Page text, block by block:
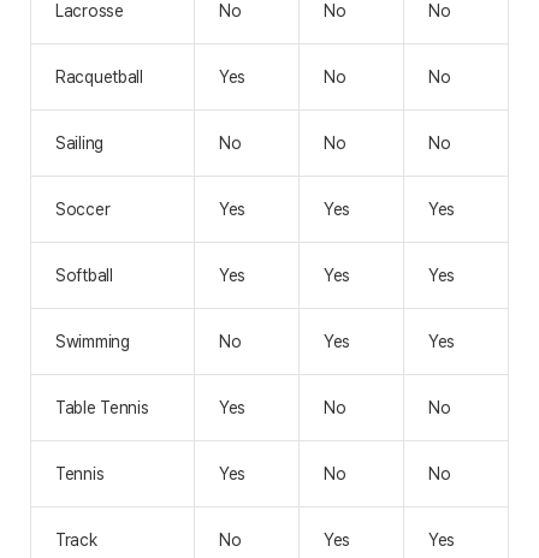
Lacrosse No No No
Racquetball Yes No No
Sailing No No No
Soccer Yes Yes Yes
Softball Yes Yes Yes
Swimming No Yes Yes
Table Tennis Yes No No
Tennis Yes No No
Track No Yes Yes